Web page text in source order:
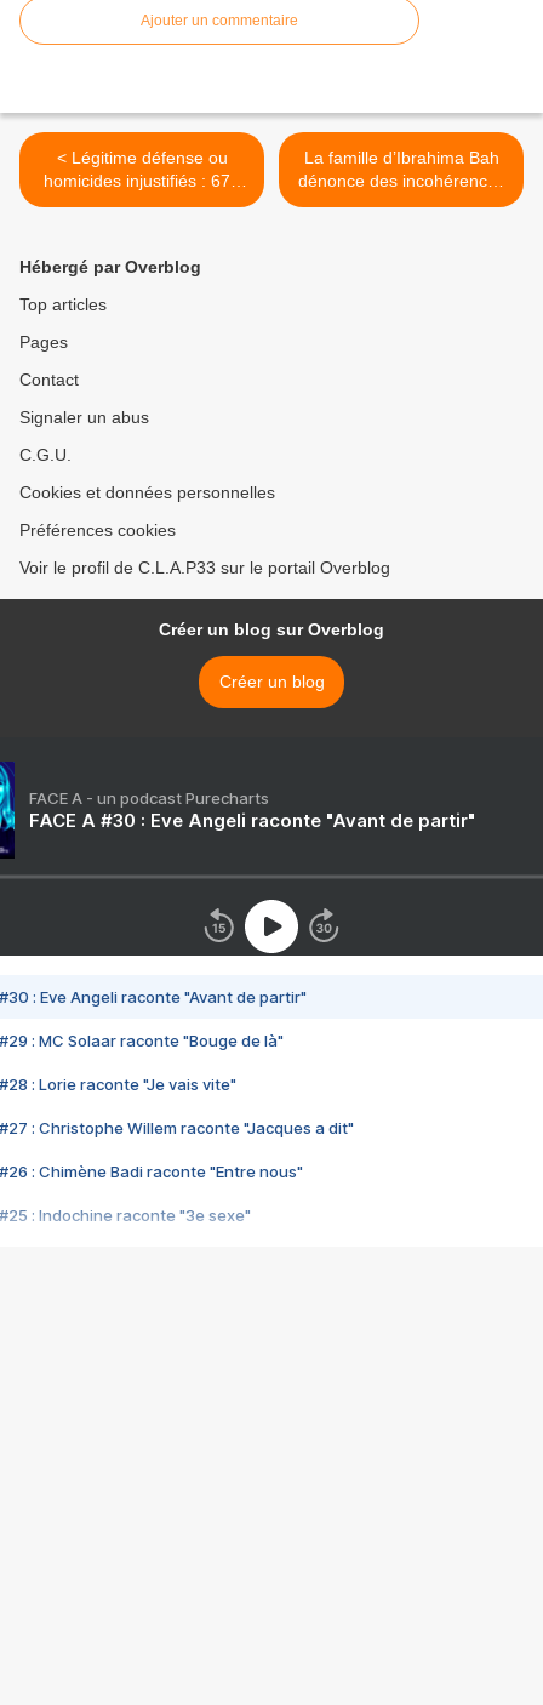
Ajouter un commentaire
< Légitime défense ou
homicides injustifiés : 676
personnes tuées à la suite
La famille d’Ibrahima Bah
dénonce des incohérences
>
Hébergé par Overblog
Top articles
Pages
Contact
Signaler un abus
C.G.U.
Cookies et données personnelles
Préférences cookies
Voir le profil de C.L.A.P33 sur le portail Overblog
Créer un blog sur Overblog
Créer un blog
FACE A - un podcast Purecharts
FACE A #30 : Eve Angeli raconte "Avant de partir"
#30 : Eve Angeli raconte "Avant de partir"
#29 : MC Solaar raconte "Bouge de là"
#28 : Lorie raconte "Je vais vite"
#27 : Christophe Willem raconte "Jacques a dit"
#26 : Chimène Badi raconte "Entre nous"
#25 : Indochine raconte "3e sexe"